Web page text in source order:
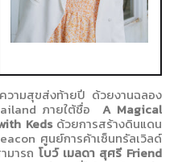
วามสุขส่งท้ายปี ด้วยงานฉลอง
ภายใต้ชื่อ A Magical
Keds ด้วยการสร้างดินแดน
ศูนย์การค้าเซ็นทรัลเวิลด์
มารถ โบว์ เมลดา สุศรี Friend